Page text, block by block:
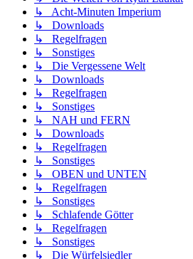
↳ Acht-Minuten Imperium
↳ Downloads
↳ Regelfragen
↳ Sonstiges
↳ Die Vergessene Welt
↳ Downloads
↳ Regelfragen
↳ Sonstiges
↳ NAH und FERN
↳ Downloads
↳ Regelfragen
↳ Sonstiges
↳ OBEN und UNTEN
↳ Regelfragen
↳ Sonstiges
↳ Schlafende Götter
↳ Regelfragen
↳ Sonstiges
↳ Die Würfelsiedler